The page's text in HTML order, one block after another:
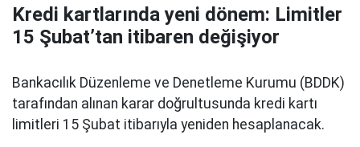
Kredi kartlarında yeni dönem: Limitler
15 Şubat’tan itibaren değişiyor
Bankacılık Düzenleme ve Denetleme Kurumu (BDDK)
tarafından alınan karar doğrultusunda kredi kartı
limitleri 15 Şubat itibarıyla yeniden hesaplanacak.